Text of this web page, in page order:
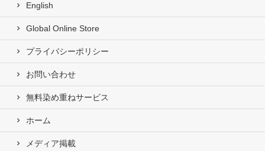
English
Global Online Store
プライバシーポリシー
お問い合わせ
無料染め重ねサービス
ホーム
メディア掲載